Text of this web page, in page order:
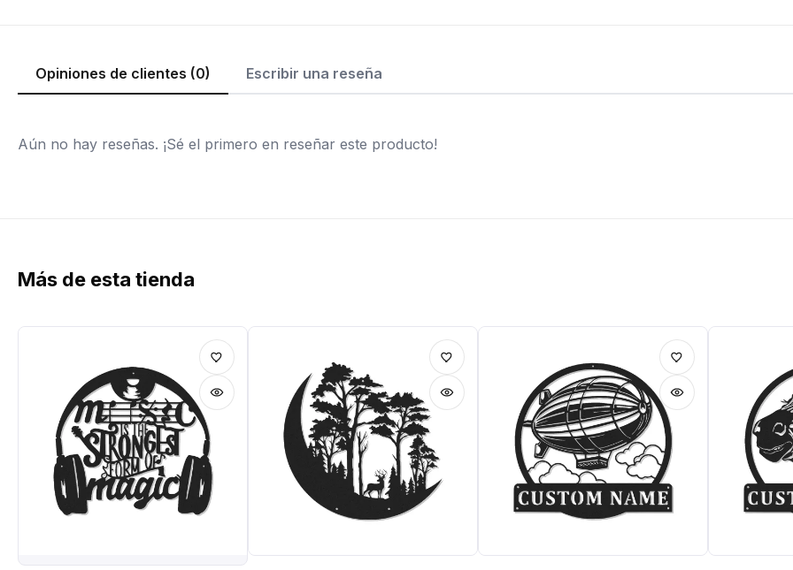
Opiniones de clientes (0) Escribir una reseña
Aún no hay reseñas. ¡Sé el primero en reseñar este producto!
Más de esta tienda